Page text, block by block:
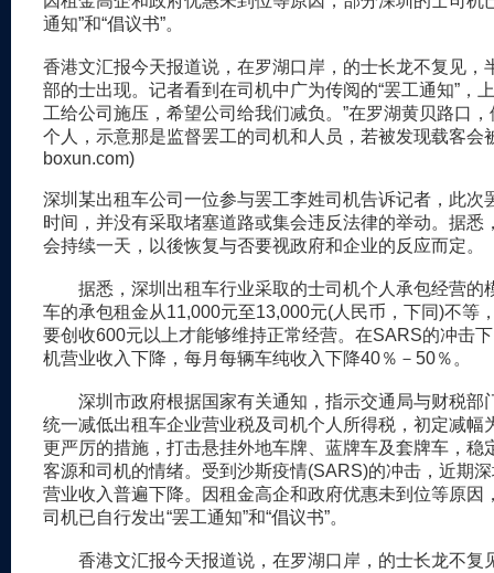
通知”和“倡议书”。
香港文汇报今天报道说，在罗湖口岸，的士长龙不复见，
部的士出现。记者看到在司机中广为传阅的“罢工通知”，
工给公司施压，希望公司给我们减负。”在罗湖黄贝路口
个人，示意那是监督罢工的司机和人员，若被发现载客会
boxun.com)
深圳某出租车公司一位参与罢工李姓司机告诉记者，此次
时间，并没有采取堵塞道路或集会违反法律的举动。据悉
会持续一天，以後恢复与否要视政府和企业的反应而定。
据悉，深圳出租车行业采取的士司机个人承包经营的
车的承包租金从11,000元至13,000元(人民币，下同)不等
要创收600元以上才能够维持正常经营。在SARS的冲击
机营业收入下降，每月每辆车纯收入下降40％－50％。
深圳市政府根据国家有关通知，指示交通局与财税部
统一减低出租车企业营业税及司机个人所得税，初定减幅
更严厉的措施，打击悬挂外地车牌、蓝牌车及套牌车，稳
客源和司机的情绪。受到沙斯疫情(SARS)的冲击，近期
营业收入普遍下降。因租金高企和政府优惠未到位等原因
司机已自行发出“罢工通知”和“倡议书”。
香港文汇报今天报道说，在罗湖口岸，的士长龙不复